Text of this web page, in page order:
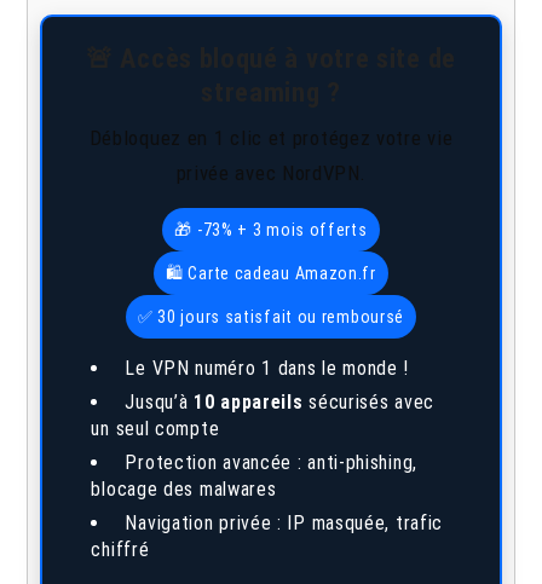
Débloquez en 1 clic et protégez votre vie
privée avec NordVPN.
🎁 -73% + 3 mois offerts
🛍️ Carte cadeau Amazon.fr
✅ 30 jours satisfait ou remboursé
Le VPN numéro 1 dans le monde !
Jusqu’à 10 appareils sécurisés avec
un seul compte
Protection avancée : anti-phishing,
blocage des malwares
Navigation privée : IP masquée, trafic
chiffré